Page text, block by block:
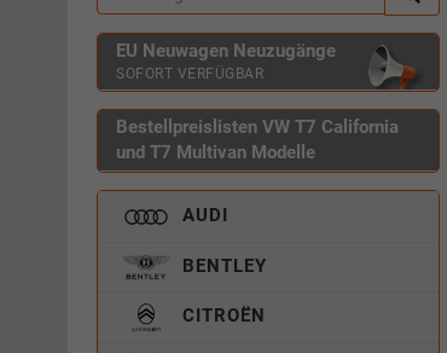
EU Neuwagen Neuzugänge
SOFORT VERFÜGBAR
Bestellpreislisten VW T7 California
und T7 Multivan Modelle
AUDI
BENTLEY
CITROËN